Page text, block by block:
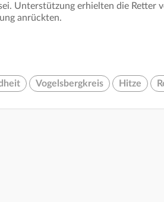
Unterstützung erhielten die Retter
anrückten.
Vogelsbergkreis Hitze